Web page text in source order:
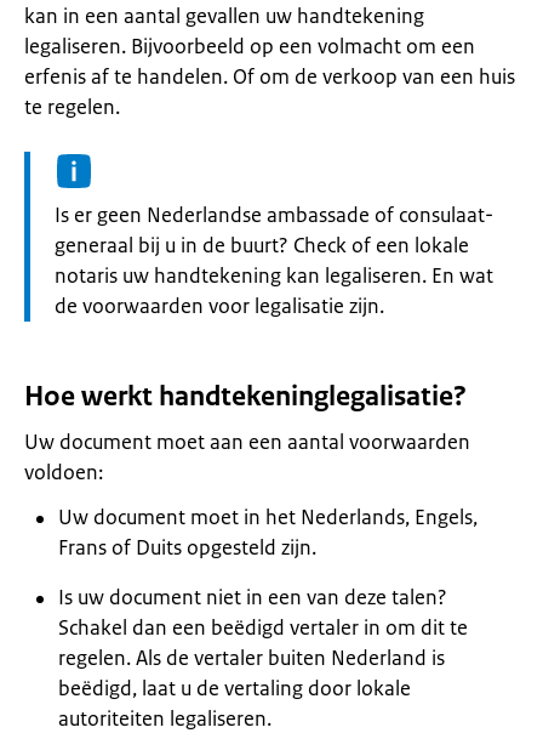
kan in een aantal gevallen uw handtekening
legaliseren. Bijvoorbeeld op een volmacht om een
erfenis af te handelen. Of om de verkoop van een huis
te regelen.
Informatie:
Is er geen Nederlandse ambassade of consulaat-
generaal bij u in de buurt? Check of een lokale
notaris uw handtekening kan legaliseren. En wat
de voorwaarden voor legalisatie zijn.
Hoe werkt handtekeninglegalisatie?
Uw document moet aan een aantal voorwaarden
voldoen:
Uw document moet in het Nederlands, Engels,
Frans of Duits opgesteld zijn.
Is uw document niet in een van deze talen?
Schakel dan een beëdigd vertaler in om dit te
regelen. Als de vertaler buiten Nederland is
beëdigd, laat u de vertaling door lokale
autoriteiten legaliseren.